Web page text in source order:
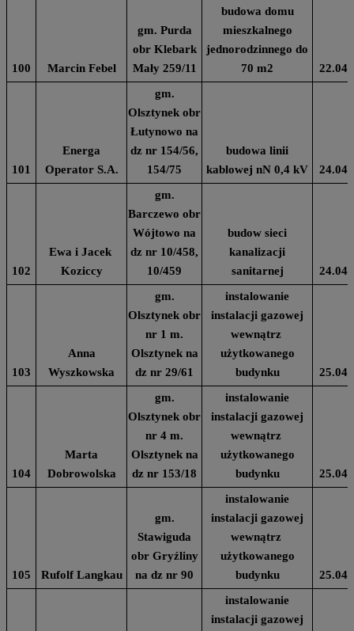
100 Marcin Febel
gm. Purda
obr Klebark
Mały 259/11
budowa domu
mieszkalnego
jednorodzinnego do
70 m2
101
Energa
Operator S.A.
gm.
Olsztynek obr
Łutynowo na
dz nr 154/56,
154/75
budowa linii
kablowej nN 0,4 kV
102
Ewa i Jacek
Koziccy
gm.
Barczewo obr
Wójtowo na
dz nr 10/458,
10/459
budow sieci
kanalizacji
sanitarnej
103
Anna
Wyszkowska
gm.
Olsztynek obr
nr 1 m.
Olsztynek na
dz nr 29/61
instalowanie
instalacji gazowej
wewnątrz
użytkowanego
budynku
104
Marta
Dobrowolska
gm.
Olsztynek obr
nr 4 m.
Olsztynek na
dz nr 153/18
instalowanie
instalacji gazowej
wewnątrz
użytkowanego
budynku
105 Rufolf Langkau
gm.
Stawiguda
obr Gryźliny
na dz nr 90
instalowanie
instalacji gazowej
wewnątrz
użytkowanego
budynku
instalowanie
instalacji gazowej